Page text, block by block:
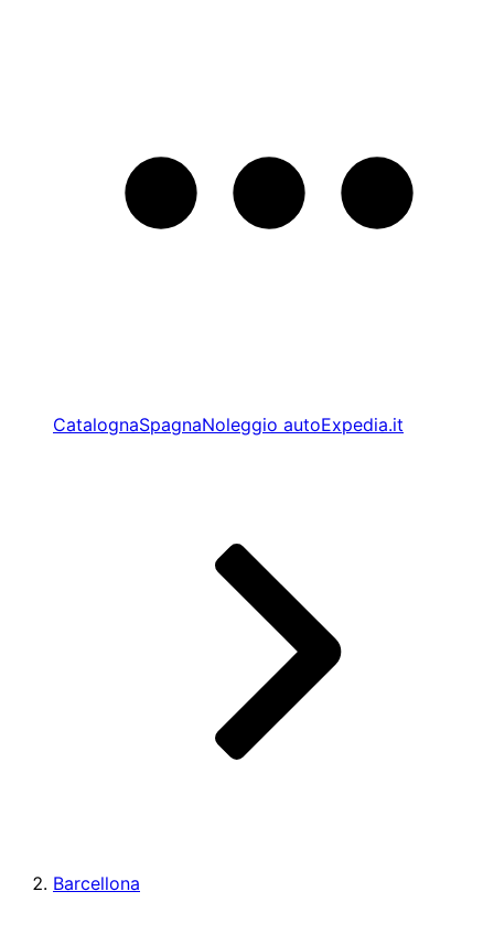
CatalognaSpagnaNoleggio autoExpedia.it
Barcellona